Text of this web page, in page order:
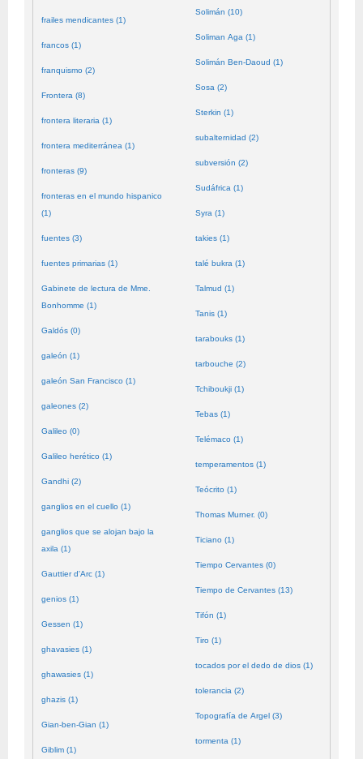
frailes mendicantes (1)
francos (1)
franquismo (2)
Frontera (8)
frontera literaria (1)
frontera mediterránea (1)
fronteras (9)
fronteras en el mundo hispanico
(1)
fuentes (3)
fuentes primarias (1)
Gabinete de lectura de Mme.
Bonhomme (1)
Galdós (0)
galeón (1)
galeón San Francisco (1)
galeones (2)
Galileo (0)
Galileo herético (1)
Gandhi (2)
ganglios en el cuello (1)
ganglios que se alojan bajo la
axila (1)
Gauttier d'Arc (1)
genios (1)
Gessen (1)
ghavasies (1)
ghawasies (1)
ghazis (1)
Gian-ben-Gian (1)
Giblim (1)
Solimán (10)
Soliman Aga (1)
Solimán Ben-Daoud (1)
Sosa (2)
Sterkin (1)
subalternidad (2)
subversión (2)
Sudáfrica (1)
Syra (1)
takies (1)
talé bukra (1)
Talmud (1)
Tanis (1)
tarabouks (1)
tarbouche (2)
Tchiboukji (1)
Tebas (1)
Telémaco (1)
temperamentos (1)
Teócrito (1)
Thomas Murner. (0)
Ticiano (1)
Tiempo Cervantes (0)
Tiempo de Cervantes (13)
Tifón (1)
Tiro (1)
tocados por el dedo de dios (1)
tolerancia (2)
Topografía de Argel (3)
tormenta (1)